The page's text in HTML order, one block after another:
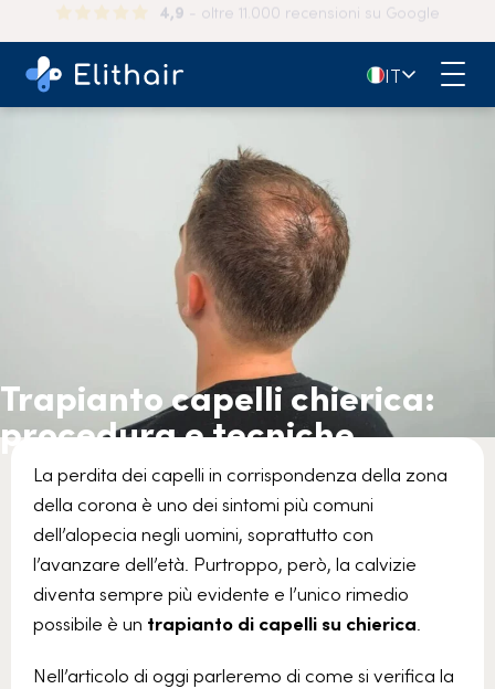
150.000+ pazienti felici in tutto il mondo
🇮🇹IT
Trapianto capelli chierica:
procedura e tecniche
La perdita dei capelli in corrispondenza della zona
della corona è uno dei sintomi più comuni
dell’alopecia negli uomini, soprattutto con
l’avanzare dell’età. Purtroppo, però, la calvizie
diventa sempre più evidente e l’unico rimedio
possibile è un trapianto di capelli su chierica.
Nell’articolo di oggi parleremo di come si verifica la